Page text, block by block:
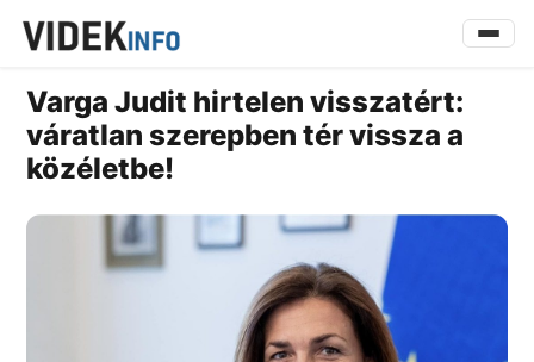
Varga Judit hirtelen visszatért:
váratlan szerepben tér vissza a
közéletbe!